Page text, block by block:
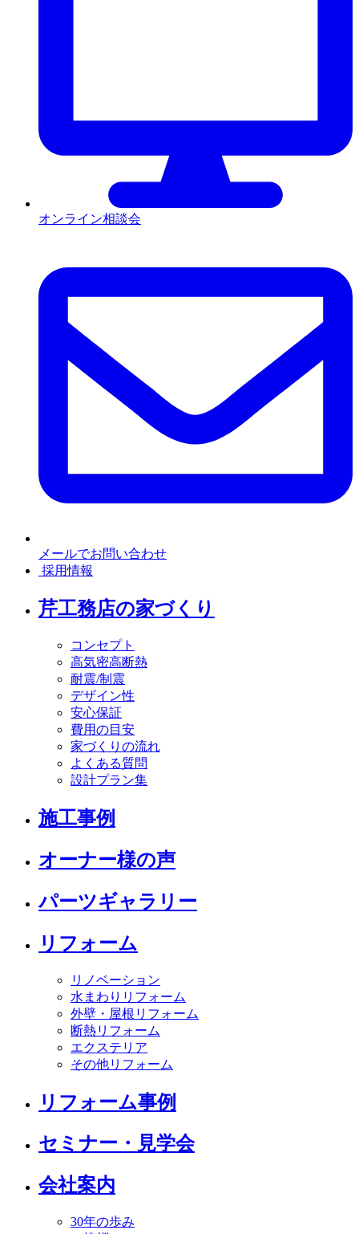
オンライン相談会
メールでお問い合わせ
採用情報
芹工務店の家づくり
コンセプト
高気密高断熱
耐震/制震
デザイン性
安心保証
費用の目安
家づくりの流れ
よくある質問
設計プラン集
施工事例
オーナー様の声
パーツギャラリー
リフォーム
リノベーション
水まわりリフォーム
外壁・屋根リフォーム
断熱リフォーム
エクステリア
その他リフォーム
リフォーム事例
セミナー・見学会
会社案内
30年の歩み